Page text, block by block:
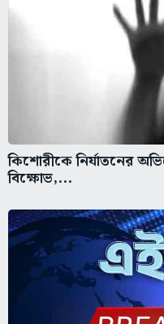
কিশোরীকে নির্যাতনের
বিক্ষোভ,...